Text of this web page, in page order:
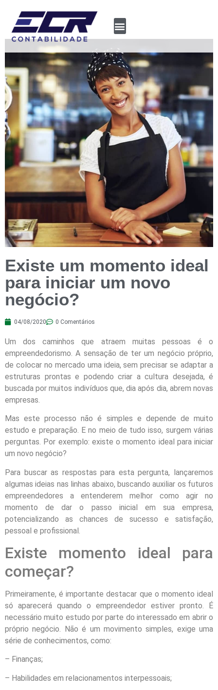
Existe um momento ideal
para iniciar um novo
negócio?
04/08/2020 0 Comentários
Um dos caminhos que atraem muitas pessoas é o
empreendedorismo. A sensação de ter um negócio próprio,
de colocar no mercado uma ideia, sem precisar se adaptar a
estruturas prontas e podendo criar a cultura desejada, é
buscada por muitos indivíduos que, dia após dia, abrem novas
empresas.
Mas este processo não é simples e depende de muito
estudo e preparação. E no meio de tudo isso, surgem várias
perguntas. Por exemplo: existe o momento ideal para iniciar
um novo negócio?
Para buscar as respostas para esta pergunta, lançaremos
algumas ideias nas linhas abaixo, buscando auxiliar os futuros
empreendedores a entenderem melhor como agir no
momento de dar o passo inicial em sua empresa,
potencializando as chances de sucesso e satisfação,
pessoal e profissional.
Existe momento ideal para
começar?
Primeiramente, é importante destacar que o momento ideal
só aparecerá quando o empreendedor estiver pronto. É
necessário muito estudo por parte do interessado em abrir o
próprio negócio. Não é um movimento simples, exige uma
série de conhecimentos, como:
– Finanças;
– Habilidades em relacionamentos interpessoais;